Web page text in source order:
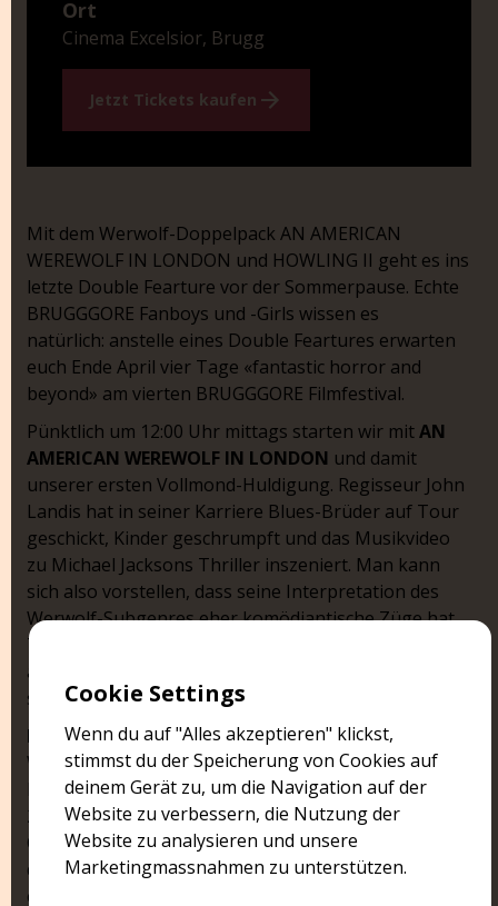
Mit dem Werwolf-Doppelpack AN AMERICAN
WEREWOLF IN LONDON und HOWLING II geht es ins
letzte Double Fearture vor der Sommerpause. Echte
BRUGGGORE Fanboys und -Girls wissen es
natürlich: anstelle eines Double Feartures erwarten
euch Ende April vier Tage «fantastic horror and
beyond» am vierten BRUGGGORE Filmfestival.
Pünktlich um 12:00 Uhr mittags starten wir mitAN
AMERICAN WEREWOLF IN LONDON und damit
unserer ersten Vollmond-Huldigung. Regisseur John
Landis hat in seiner Karriere Blues-Brüder auf Tour
geschickt, Kinder geschrumpft und das Musikvideo
zu Michael Jacksons Thriller inszeniert. Man kann
sich also vorstellen, dass seine Interpretation des
Werwolf-Subgenres eher komödiantische Züge hat.
Trotz humorvollem Unterton liefert der Film
ansehnliche practical effects und die vielleicht
schönste Hals-Kopf-Wunde der Werwolfgeschichte.
HOWLING IIträgt den Untertitel «... Your Sister Is a
Werewolf» und bringt es auf IMDB auf
beeindruckende 3.7 von 10 Punkten (Stand 13. Januar
2024). Wikipedia behauptet zudem, dass Darsteller
Christopher Lee sich bei Joe Dante, dem Regisseur
des ersten HOWLING,für die schlechte Fortsetzung
entschuldigt hat. Weiter liest man von Kritikern „one
Ort
Cinema Excelsior, Brugg
Jetzt Tickets kaufen
Cookie Settings
Wenn du auf "Alles akzeptieren" klickst,
stimmst du der Speicherung von Cookies auf
deinem Gerät zu, um die Navigation auf der
Website zu verbessern, die Nutzung der
Website zu analysieren und unsere
Marketingmassnahmen zu unterstützen.